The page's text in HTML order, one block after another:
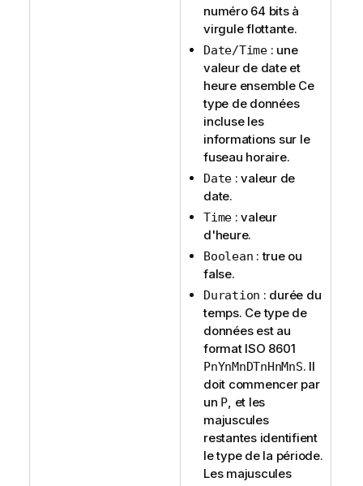
numéro 64 bits à
virgule flottante.
Date/Time: une
valeur de date et
heure ensemble Ce
type de données
incluse les
informations sur le
fuseau horaire.
Date : valeur de
date.
Time : valeur
d'heure.
Boolean : true ou
false.
Duration : durée du
temps. Ce type de
données est au
format ISO 8601
PnYnMnDTnHnMnS. Il
doit commencer par
un P , et les
majuscules
restantes identifient
le type de la période.
Les majuscules